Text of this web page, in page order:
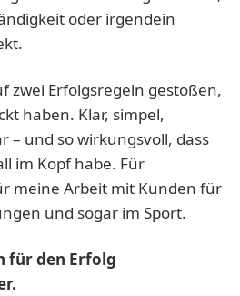
oder irgendein
zwei Erfolgsregeln gestoßen,
haben. Klar, simpel,
– und so wirkungsvoll, dass
im Kopf habe. Für
meine Arbeit mit Kunden für
und sogar im Sport.
für den Erfolg